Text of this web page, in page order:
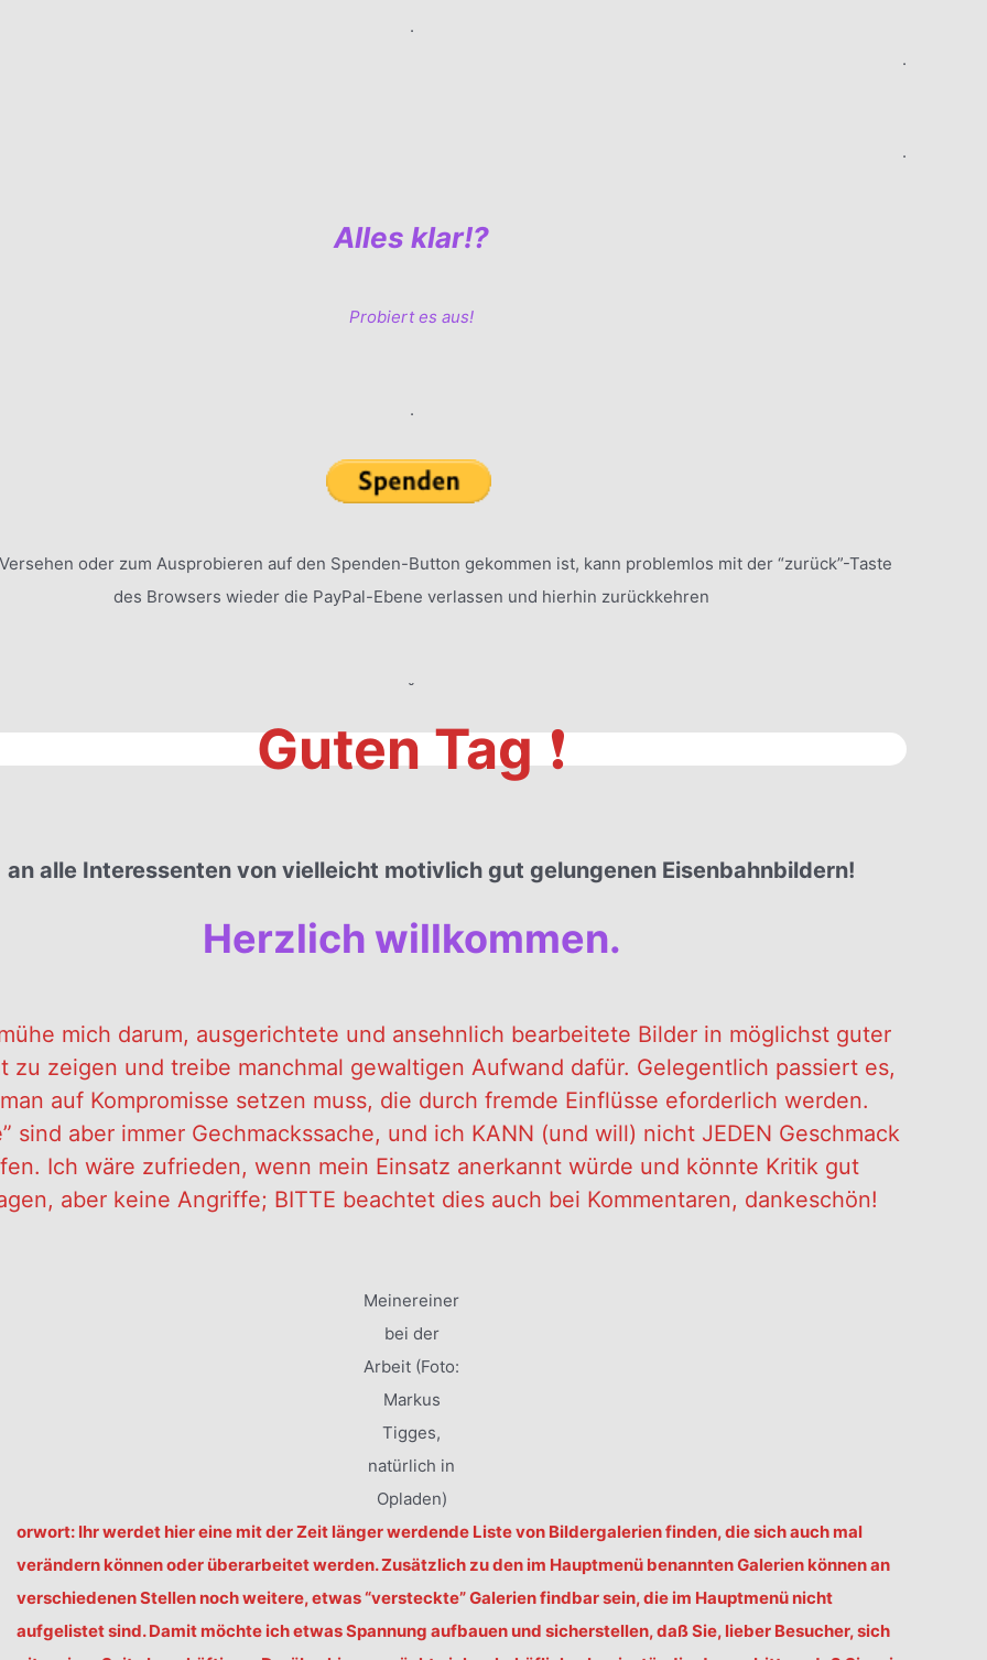
.
.
.
Alles klar!?
Probiert es aus!
.
oder zum Ausprobieren auf den Spenden-Button gekommen ist, kann problemlos mit der “zurück”-Taste
des Browsers wieder die PayPal-Ebene verlassen und hierhin zurückkehren
˘
Guten Tag❗️
an alle Interessenten von vielleicht motivlich gut gelungenen Eisenbahnbildern!
Herzlich willkommen.
mich darum, ausgerichtete und ansehnlich bearbeitete Bilder in möglichst guter
zu zeigen und treibe manchmal gewaltigen Aufwand dafür. Gelegentlich passiert es,
auf Kompromisse setzen muss, die durch fremde Einflüsse eforderlich werden.
sind aber immer Gechmackssache, und ich KANN (und will) nicht JEDEN Geschmack
Ich wäre zufrieden, wenn mein Einsatz anerkannt würde und könnte Kritik gut
aber keine Angriffe; BITTE beachtet dies auch bei Kommentaren, dankeschön!
Meinereiner
bei der
Arbeit (Foto:
Markus
Tigges,
natürlich in
Opladen)
orwort: Ihr werdet hier eine mit der Zeit länger werdende Liste von Bildergalerien finden, die sich auch mal
verändern können oder überarbeitet werden. Zusätzlich zu den im Hauptmenü benannten Galerien können an
verschiedenen Stellen noch weitere, etwas “versteckte” Galerien findbar sein, die im Hauptmenü nicht
aufgelistet sind. Damit möchte ich etwas Spannung aufbauen und sicherstellen, daß Sie, lieber Besucher, sich